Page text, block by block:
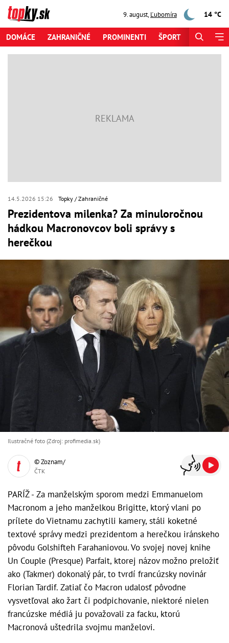
9. august,Ľubomíra 14 °C
DOMÁCE ZAHRANIČNÉ PROMINENTI ŠPORT
14.5.2026 15:26 Topky Zahraničné
Prezidentova milenka? Za minuloročnou
hádkou Macronovcov boli správy s
herečkou
Ilustračné foto (Zdroj: profimedia.sk)
© Zoznam/
ČTK
PARÍŽ - Za manželským sporom medzi Emmanuelom
Macronom a jeho manželkou Brigitte, ktorý vlani po
prílete do Vietnamu zachytili kamery, stáli koketné
textové správy medzi prezidentom a herečkou iránskeho
pôvodu Golshifteh Farahaniovou. Vo svojej novej knihe
Un Couple (Presque) Parfait, ktorej názov možno preložiť
ako (Takmer) dokonalý pár, to tvrdí francúzsky novinár
Florian Tardif. Zatiaľ čo Macron udalosť pôvodne
vysvetľoval ako žart či podpichovanie, niektoré nielen
francúzske médiá ju považovali za facku, ktorú
Macronová uštedrila svojmu manželovi.